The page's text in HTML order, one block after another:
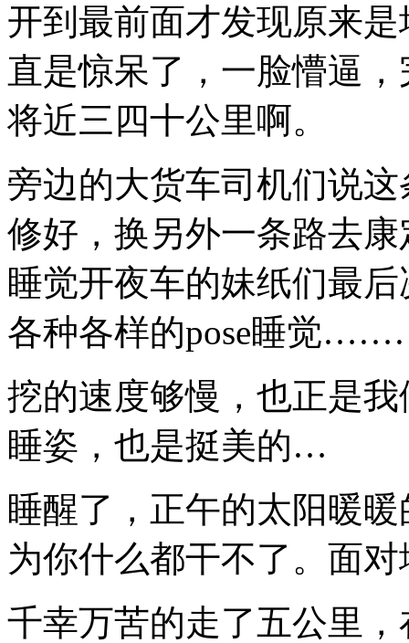
俗
人，
不
愿
留
下
己
的
记，
怕
打
乱
本
属
你
的
开到最前面才发现原来
直是惊呆了，一脸懵逼
将近三四十公里啊。
旁边的大货车司机们说
修好，换另外一条路去
睡觉开夜车的妹纸们最
各种各样的pose睡觉
挖的速度够慢，也正是
睡姿，也是挺美的…
睡醒了，正午的太阳暖
为你什么都干不了。面
千幸万苦的走了五公里